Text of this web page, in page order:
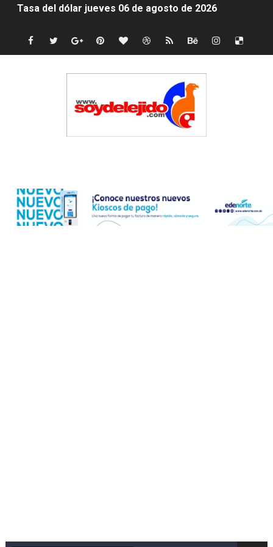
Indomet pronostica temperaturas de hasta 35 °C para
JAPY VERDEI MISS MICHELL ROSARIO
Playas públicas y hoteles: ¿hasta dónde puede
Dólar bajó 9 cts. y era vendido a $58.44; el euro subió a
Dólar bajó 9 cts. y era vendido a $58.53; el euro sigue a